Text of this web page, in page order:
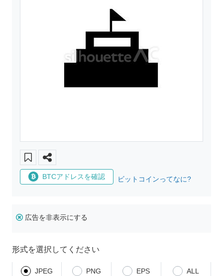
BTCアドレスを確認 ビットコインってなに?
広告を非表示にする
形式を選択してください
JPEG PNG EPS ALL